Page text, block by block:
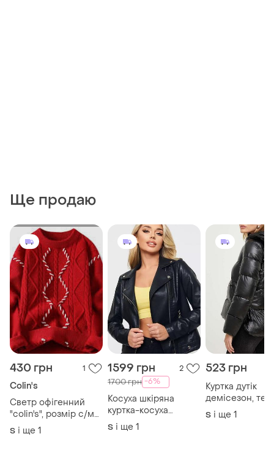
Ще продаю
430 грн 1
Colin's
Светр офігенний
"colin's", розмір с/м
❤️ в'язаний теплий!
S і ще 1
1599 грн 2
1700 грн -6%
Косуха шкіряна
куртка-косуха
"mango" розмір s/m
💖
S і ще 1
523 грн
Куртка дутік
демісезон,
зима, весна 🌺
S і ще 1